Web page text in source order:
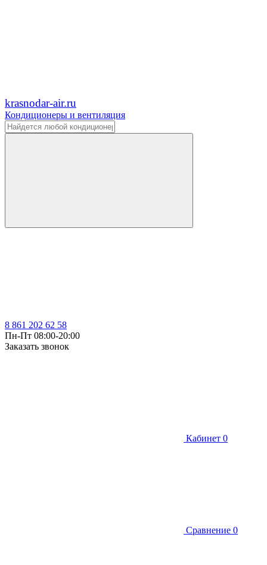
krasnodar-air.ru
Кондиционеры и вентиляция
8 861 202 62 58
Пн-Пт 08:00-20:00
Заказать звонок
Кабинет 0
Сравнение 0